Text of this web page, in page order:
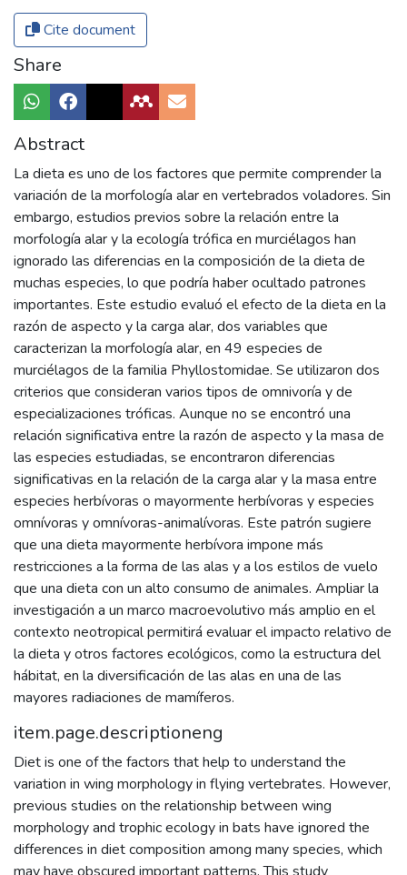
Cite document
Share
Abstract
La dieta es uno de los factores que permite comprender la
variación de la morfología alar en vertebrados voladores. Sin
embargo, estudios previos sobre la relación entre la
morfología alar y la ecología trófica en murciélagos han
ignorado las diferencias en la composición de la dieta de
muchas especies, lo que podría haber ocultado patrones
importantes. Este estudio evaluó el efecto de la dieta en la
razón de aspecto y la carga alar, dos variables que
caracterizan la morfología alar, en 49 especies de
murciélagos de la familia Phyllostomidae. Se utilizaron dos
criterios que consideran varios tipos de omnivoría y de
especializaciones tróficas. Aunque no se encontró una
relación significativa entre la razón de aspecto y la masa de
las especies estudiadas, se encontraron diferencias
significativas en la relación de la carga alar y la masa entre
especies herbívoras o mayormente herbívoras y especies
omnívoras y omnívoras-animalívoras. Este patrón sugiere
que una dieta mayormente herbívora impone más
restricciones a la forma de las alas y a los estilos de vuelo
que una dieta con un alto consumo de animales. Ampliar la
investigación a un marco macroevolutivo más amplio en el
contexto neotropical permitirá evaluar el impacto relativo de
la dieta y otros factores ecológicos, como la estructura del
hábitat, en la diversificación de las alas en una de las
mayores radiaciones de mamíferos.
item.page.descriptioneng
Diet is one of the factors that help to understand the
variation in wing morphology in flying vertebrates. However,
previous studies on the relationship between wing
morphology and trophic ecology in bats have ignored the
differences in diet composition among many species, which